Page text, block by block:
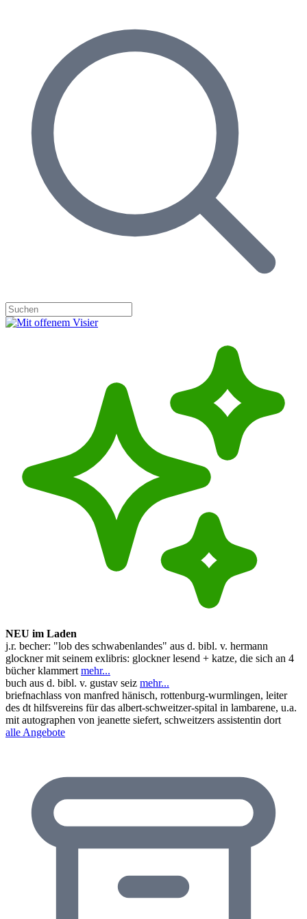
NEU im Laden
j.r. becher: "lob des schwabenlandes" aus d. bibl. v. hermann
glockner mit seinem exlibris: glockner lesend + katze, die sich an 4
bücher klammert mehr...
buch aus d. bibl. v. gustav seiz mehr...
briefnachlass von manfred hänisch, rottenburg-wurmlingen, leiter
des dt hilfsvereins für das albert-schweitzer-spital in lambarene, u.a.
mit autographen von jeanette siefert, schweitzers assistentin dort
alle Angebote